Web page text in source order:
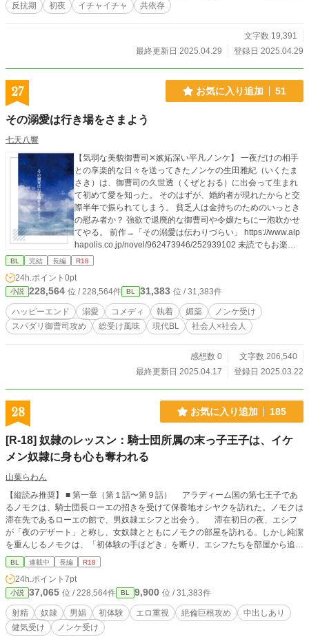
反抗期
初夜 イチャイチャ 共依存
文字数 19,391
最終更新日 2025.04.29
登録日 2025.04.29
27 お気に入り追加 51
その溺愛は行き場をさまよう
七天八響
【気弱な美貌御曹司✕嫉妬深い平凡ノンケ】 一夜だけの相手
との享楽的な日々を送ってきたノンケの生田雅紀（いくたま
さき）は、御曹司の久世透（くぜとおる）に出会って生まれ
て初めて愛を知った。 そのはずが、婚約者が現れたからと交
際半年で振られてしまう。 貧乏人は金持ちのためのいっとき
の慰み者か？ 強欲で退廃的な御曹司や令嬢たちに一泡吹かせ
てやる。 前作→「その溺愛は伝わりづらい」 https://www.alp
hapolis.co.jp/novel/962473946/252939102 未読でもお楽し
み頂けるように書きました。 ※媚薬を使ったレイプ寸前まで
BL 完結 長編 R18
24h.ポイント 0pt
小説 228,564 位 / 228,564件 BL 31,383 位 / 31,383件
ハッピーエンド 溺愛 コメディ 執着 媚薬
ノンケ受け
スパダリ御曹司攻め
総受け風味 現代BL 社会人×社会人
感想数 0
文字数 206,540
最終更新日 2025.04.17
登録日 2025.03.22
28 お気に入り追加 185
[R-18] 奴隷のレッスン：騎士団所属の末っ子王子は、イケ
メン奴隷に身も心も奪われる
山葉らわん
【縦読み推奨】 ■ 第一章（第１話〜第９話） アラディーム国の第七王子であ
るノモクは、騎士団長ローエの招きを受けて保養地オシヤクを訪れた。ノモクは
滞在先であるローエの館で、男奴隷エシフと出会う。 滞在初日の夜、エシフ
が「夜のデザート」と称し、女奴隷とともにノモクの部屋を訪れる。しかし純潔
を重んじるノモクは、「初体験の手ほどき」を断り、エシフたちを部屋から追い
返してしまう。 ■ 第二章（第１話〜第１０話） ノモクが「夜のデザート」を
断ったことで、エシフは司祭ゼーゲンの立合いのもと、ローエから拷問を受ける
ことになってしまう。 拷問のあと、ノモクは司祭ゼーゲンにエシフを自分の
部屋に運ぶように依頼した。それは、持参した薬草でエシフを治療してあげるた
めだった。しかしノモクは、その意図を悟られないように、エシフの前で「拷問
の仕方を覚えたい」と嘘をついてしまう。 ■ 第三章（第１話〜第１１話） ノ
モクは乳母の教えに従い、薬草をエシフの傷口に塗り、口吻をしていたが、途中
BL 連載中 長編 R18
24h.ポイント 7pt
小説 37,065 位 / 228,564件 BL 9,900 位 / 31,383件
射精 奴隷 男娼 初体験 エロ重視 絶倫巨根攻め
中出しあり
健気受け
ノンケ受け